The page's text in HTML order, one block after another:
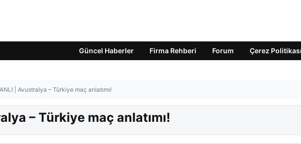
Güncel Haberler Firma Rehberi Forum Çerez Politikası
| Avustralya – Türkiye maç anlatımı!
– Türkiye maç anlatımı!